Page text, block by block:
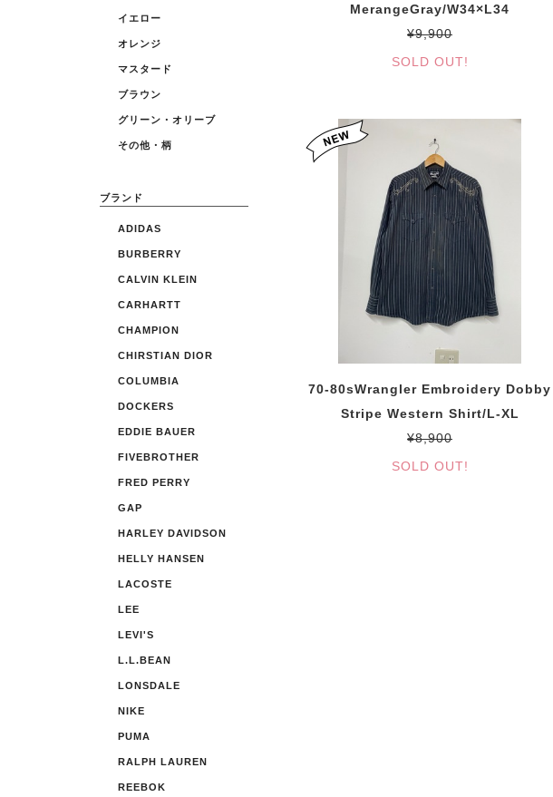
イエロー
オレンジ
マスタード
ブラウン
グリーン・オリーブ
その他・柄
ブランド
ADIDAS
BURBERRY
CALVIN KLEIN
CARHARTT
CHAMPION
CHIRSTIAN DIOR
COLUMBIA
DOCKERS
EDDIE BAUER
FIVEBROTHER
FRED PERRY
GAP
HARLEY DAVIDSON
HELLY HANSEN
LACOSTE
LEE
LEVI'S
L.L.BEAN
LONSDALE
NIKE
PUMA
RALPH LAUREN
REEBOK
MerangeGray/W34×L34
¥9,900
SOLD OUT!
70-80sWrangler Embroidery Dobby
Stripe Western Shirt/L-XL
¥8,900
SOLD OUT!